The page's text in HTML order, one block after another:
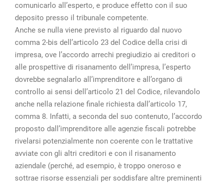
comunicarlo all’esperto, e produce effetto con il suo
deposito presso il tribunale competente.
Anche se nulla viene previsto al riguardo dal nuovo
comma 2-bis dell’articolo 23 del Codice della crisi di
impresa, ove l’accordo arrechi pregiudizio ai creditori o
alle prospettive di risanamento dell’impresa, l’esperto
dovrebbe segnalarlo all’imprenditore e all’organo di
controllo ai sensi dell’articolo 21 del Codice, rilevandolo
anche nella relazione finale richiesta dall’articolo 17,
comma 8. Infatti, a seconda del suo contenuto, l’accordo
proposto dall’imprenditore alle agenzie fiscali potrebbe
rivelarsi potenzialmente non coerente con le trattative
avviate con gli altri creditori e con il risanamento
aziendale (perché, ad esempio, è troppo oneroso e
sottrae risorse essenziali per soddisfare altre preminenti